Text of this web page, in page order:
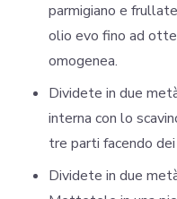
parmigiano e
olio evo fino ad
omogenea.
Dividete in due
interna con lo
tre parti facendo
Dividete in due